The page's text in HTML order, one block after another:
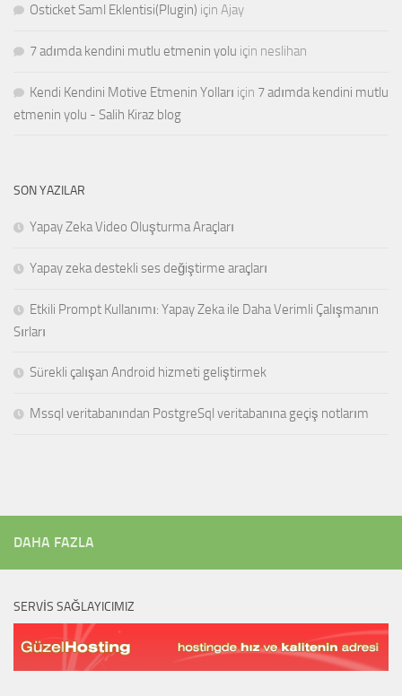
Osticket Saml Eklentisi(Plugin) için Ajay
7 adımda kendini mutlu etmenin yolu için neslihan
Kendi Kendini Motive Etmenin Yolları için 7 adımda kendini mutlu
etmenin yolu - Salih Kiraz blog
SON YAZILAR
Yapay Zeka Video Oluşturma Araçları
Yapay zeka destekli ses değiştirme araçları
Etkili Prompt Kullanımı: Yapay Zeka ile Daha Verimli Çalışmanın
Sırları
Sürekli çalışan Android hizmeti geliştirmek
Mssql veritabanından PostgreSql veritabanına geçiş notlarım
DAHA FAZLA
SERVIS SAĞLAYICIMIZ